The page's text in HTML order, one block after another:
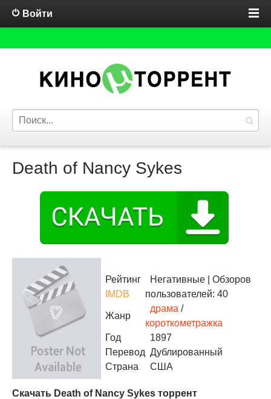
Войти
Death of Nancy Sykes
Рейтинг
IMDB
Негативные | Обзоров
пользователей: 40
Жанр
драма /
короткометражка
Год
1897
Перевод Дублированный
Страна
США
Скачать Death of Nancy Sykes торрент